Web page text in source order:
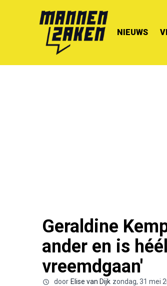
NIEUWS
Geraldine
ander en is
vreemdgaan'
door Elise van Dijk zondag, 31 mei